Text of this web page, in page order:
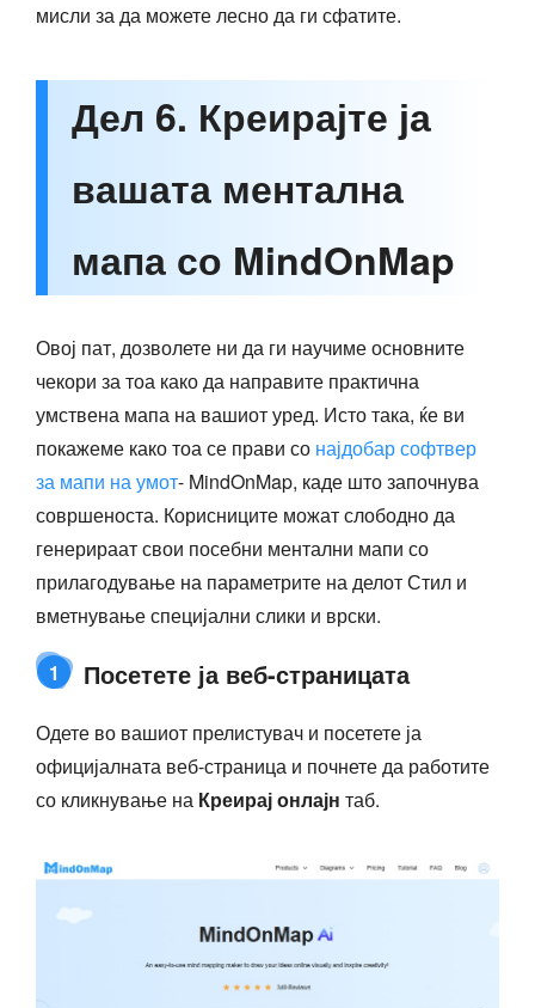
мисли за да можете лесно да ги сфатите.
Дел 6. Креирајте ја
вашата ментална
мапа со MindOnMap
Овој пат, дозволете ни да ги научиме основните
чекори за тоа како да направите практична
умствена мапа на вашиот уред. Исто така, ќе ви
покажеме како тоа се прави со најдобар софтвер
за мапи на умот- MindOnMap, каде што започнува
совршеноста. Корисниците можат слободно да
генерираат свои посебни ментални мапи со
прилагодување на параметрите на делот Стил и
вметнување специјални слики и врски.
1 Посетете ја веб-страницата
Одете во вашиот прелистувач и посетете ја
официјалната веб-страница и почнете да работите
со кликнување на Креирај онлајн таб.